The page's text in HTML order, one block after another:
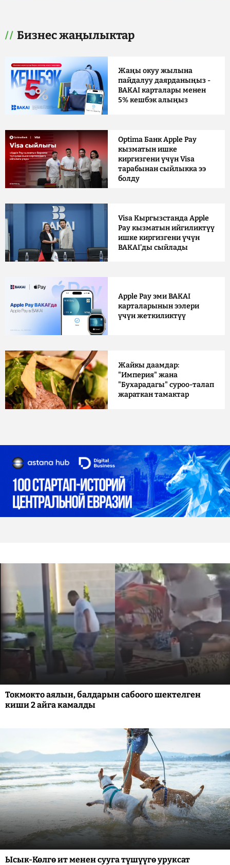
Бизнес жаңылыктар
Жаңы окуу жылына
пайдалуу даярданыңыз -
BAKAI карталары менен
5% кешбэк алыңыз
Optima Банк Apple Pay
кызматын ишке
киргизгени үчүн Visa
тарабынан сыйлыкка ээ
болду
Visa Кыргызстанда Apple
Pay кызматын ийгиликтүү
ишке киргизгени үчүн
BAKAI'ды сыйлады
Apple Pay эми BAKAI
карталарынын ээлери
үчүн жеткиликтүү
Жайкы даамдар:
"Империя" жана
"Бухарадагы" суроо-талап
жараткан тамактар
Токмокто аялын, балдарын сабоого шектелген
киши 2 айга камалды
Ысык-Көлгө ит менен сууга түшүүгө уруксат